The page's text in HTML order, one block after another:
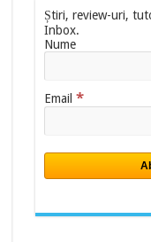
Știri, review-uri,
Inbox.
Nume
Email *